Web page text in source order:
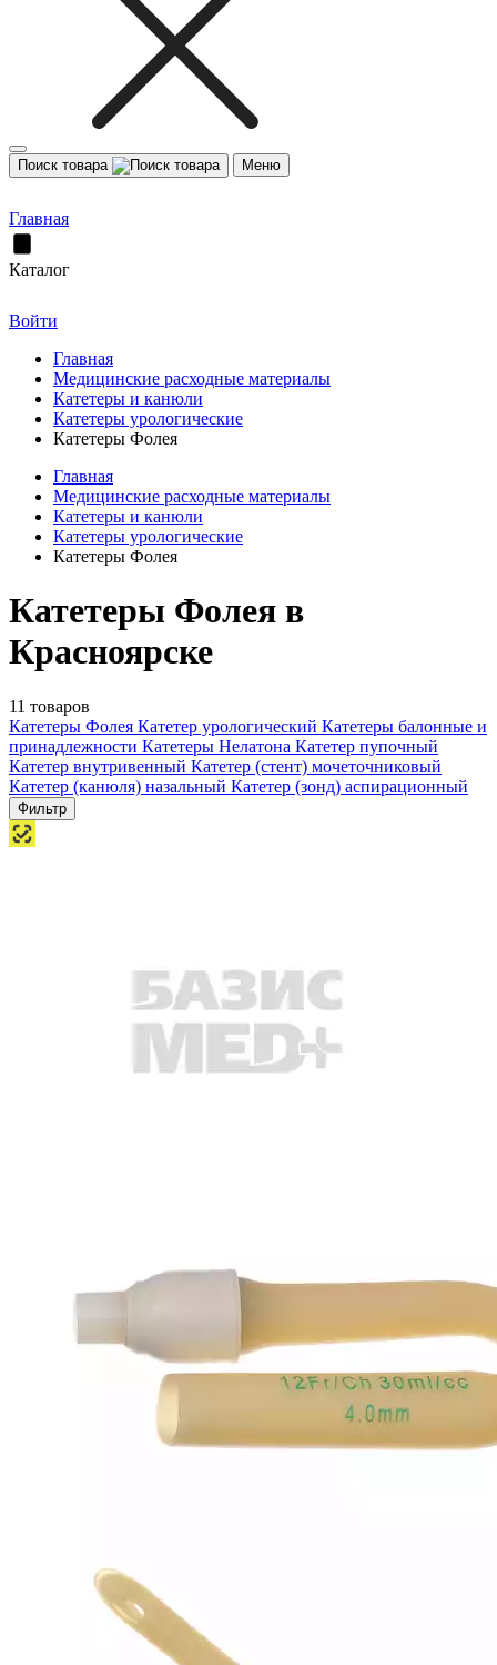
Поиск товара Меню
Главная
Каталог
Войти
Главная
Медицинские расходные материалы
Катетеры и канюли
Катетеры урологические
Катетеры Фолея
Главная
Медицинские расходные материалы
Катетеры и канюли
Катетеры урологические
Катетеры Фолея
Катетеры Фолея в
Красноярске
11 товаров
Катетеры Фолея Катетер урологический Катетеры балонные и
принадлежности Катетеры Нелатона Катетер пупочный
Катетер внутривенный Катетер (стент) мочеточниковый
Катетер (канюля) назальный Катетер (зонд) аспирационный
Фильтр